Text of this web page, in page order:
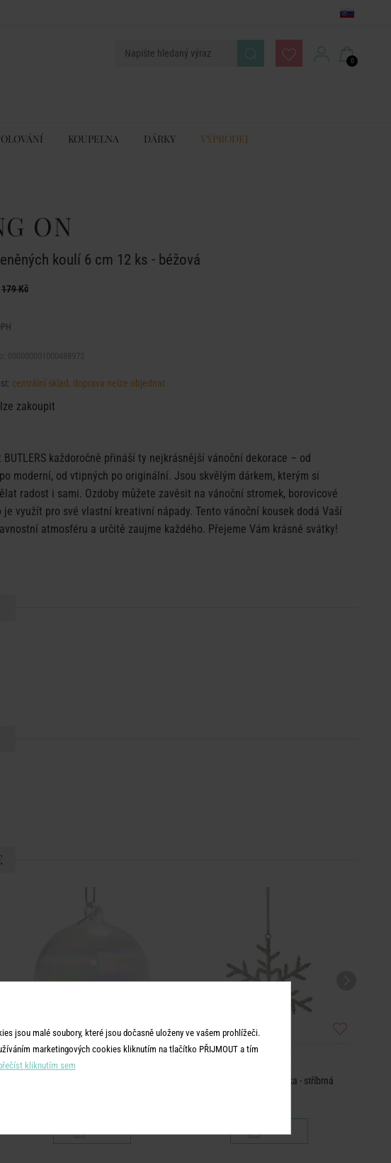
0
KOUPELNA DÁRKY VÝPRODEJ
ON
koulí 6 cm 12 ks - béžová
179 Kč
centrální sklad, doprava nelze objednat
zakoupit
BUTLERS každoročně přináší ty nejkrásnější vánoční dekorace – od
moderní, od vtipných po originální. Jsou skvělým dárkem, kterým si
radost i sami. Ozdoby můžete zavěsit na vánoční stromek, borovicové
je využít pro své vlastní kreativní nápady. Tento vánoční kousek dodá Vaší
atmosféru a určitě zaujme každého. Přejeme Vám krásné svátky!
HANG ON
99 Kč
Ozdoba sněhová vločka - stříbrná
149 Kč
jsou malé soubory, které jsou dočasně uloženy ve vašem prohlížeči.
marketingových cookies kliknutím na tlačítko PŘIJMOUT a tím
kliknutím sem